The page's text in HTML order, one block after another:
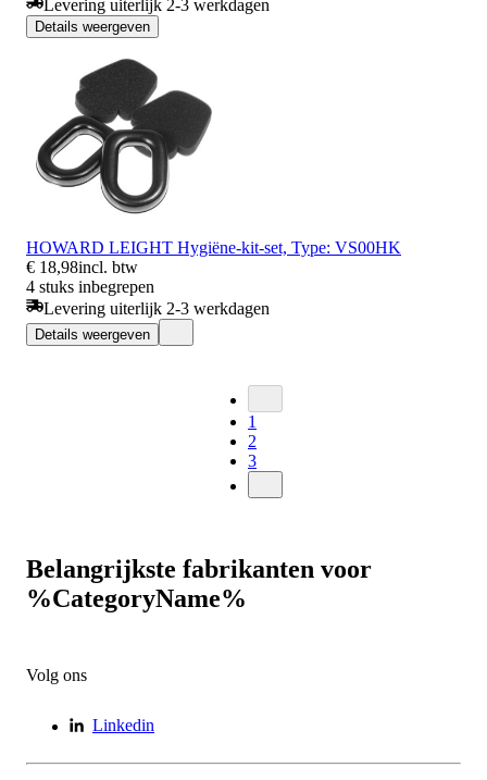
Levering uiterlijk 2-3 werkdagen
Details weergeven
HOWARD LEIGHT Hygiëne-kit-set, Type: VS00HK
€ 18,98incl. btw
4 stuks inbegrepen
Levering uiterlijk 2-3 werkdagen
Details weergeven
1
2
3
Belangrijkste fabrikanten voor
%CategoryName%
Volg ons
Linkedin